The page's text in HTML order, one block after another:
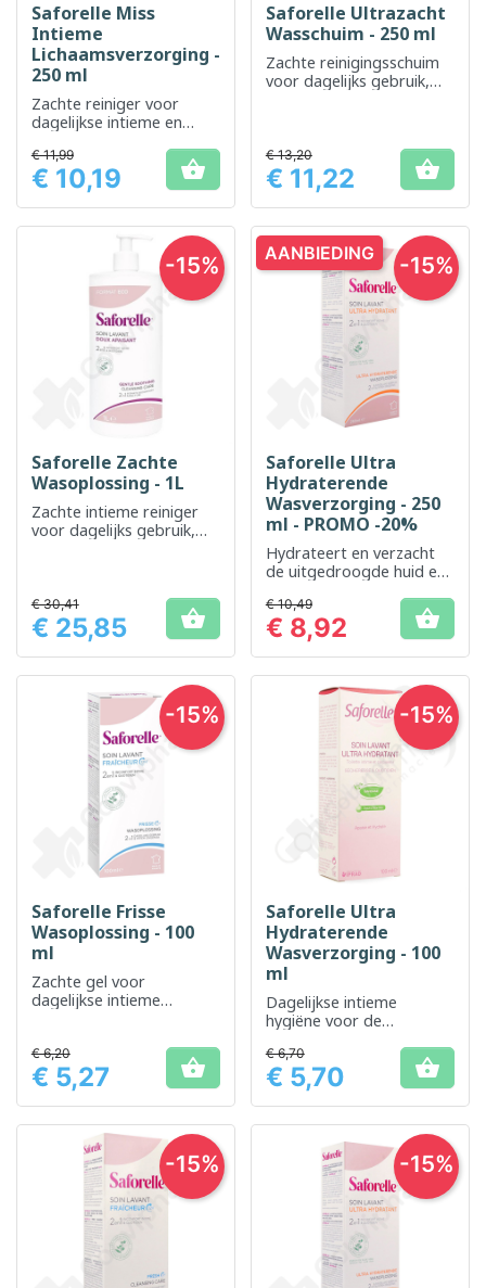
Saforelle Miss
Intieme
Lichaamsverzorging -
250 ml
Zachte reiniger voor
dagelijkse intieme en
jonge meisjes
Prijs
€ 11,99
€ 10,19 
Saforelle Ultrazacht
Wasschuim - 250 ml
Zachte reinigingsschuim
voor dagelijks gebruik,
Prijs
€ 13,20
€ 11,22 
Saforelle Zachte
Wasoplossing - 1L
Zachte intieme reiniger
voor dagelijks gebruik,
Prijs
€ 30,41
€ 25,85 
-15%
Saforelle Ultra
Hydraterende
Wasverzorging - 250
ml - PROMO -20%
Hydrateert en verzacht
de uitgedroogde huid en
Prijs
€ 10,49
€ 8,92 
AANBIEDING -15%
Saforelle Frisse
Wasoplossing - 100
ml
Zachte gel voor
dagelijkse intieme
balans
Prijs
€ 6,20
€ 5,27 
-15%
Saforelle Ultra
Hydraterende
Wasverzorging - 100
ml
Dagelijkse intieme
hygiëne voor de
Prijs
€ 6,70
€ 5,70 
-15%
-15% -15%